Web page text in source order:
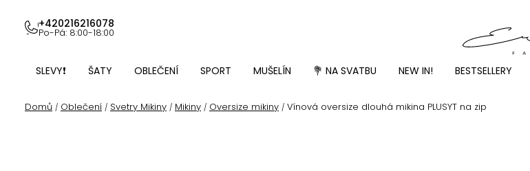
obsah
+420216216078
Po-Pá: 8:00-18:00
SLEVY❗ ŠATY OBLEČENÍ SPORT MUŠELÍN 💐 NA SVATBU NEW IN! BESTSELLERY
Domů / Oblečení / Svetry Mikiny / Mikiny / Oversize mikiny / Vínová oversize dlouhá mikina PLUSYT na zip